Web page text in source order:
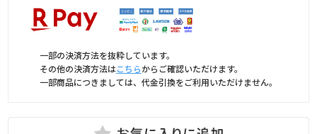
一部の決済方法を抜粋しています。
その他の決済方法はこちらからご確認いただけます。
一部商品につきましては、代金引換をご利用いただけません。